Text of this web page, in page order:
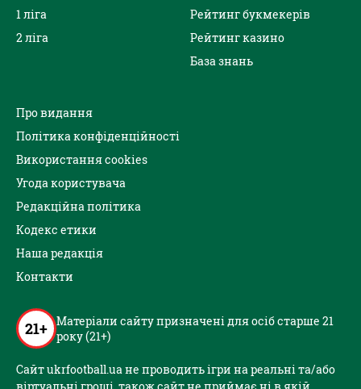
1 ліга
2 ліга
Рейтинг букмекерів
Рейтинг казино
База знань
Про видання
Політика конфіденційності
Використання cookies
Угода користувача
Редакційна політика
Кодекс етики
Наша редакція
Контакти
21+ Матеріали сайту призначені для осіб старше 21
року (21+)
Сайт ukrfootball.ua не проводить ігри на реальні та/або